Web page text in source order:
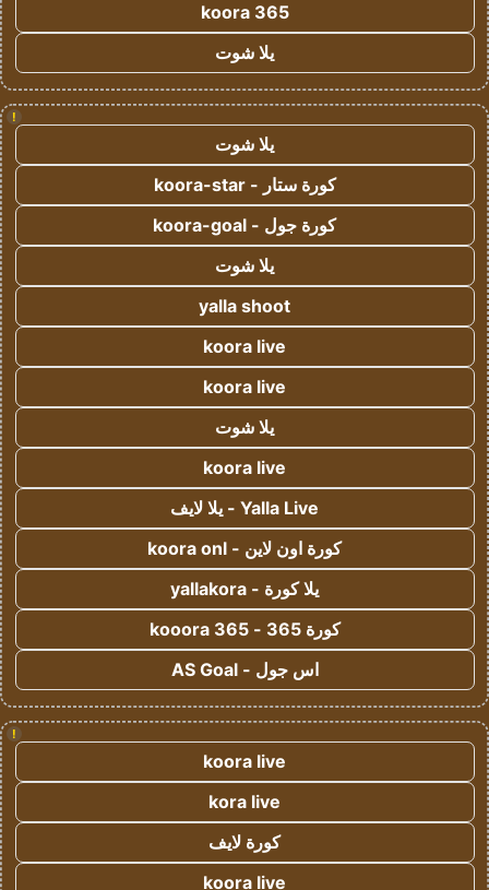
koora 365
يلا شوت
!
يلا شوت
كورة ستار - koora-star
كورة جول - koora-goal
يلا شوت
yalla shoot
koora live
koora live
يلا شوت
koora live
Yalla Live - يلا لايف
كورة اون لاين - koora onl
يلا كورة - yallakora
كورة 365 - kooora 365
اس جول - AS Goal
!
koora live
kora live
كورة لايف
koora live